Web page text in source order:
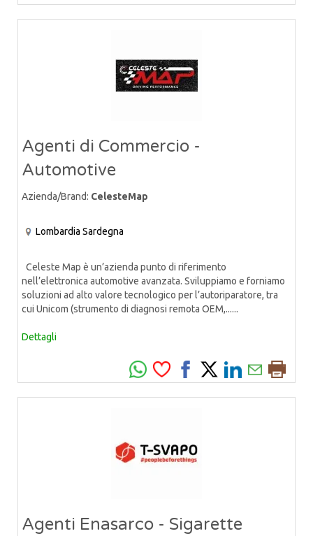
Agenti di Commercio -
Automotive
Azienda/Brand: CelesteMap
Lombardia Sardegna
Celeste Map è un’azienda punto di riferimento
nell’elettronica automotive avanzata. Sviluppiamo e forniamo
soluzioni ad alto valore tecnologico per l’autoriparatore, tra
cui Unicom (strumento di diagnosi remota OEM,......
Dettagli
Agenti Enasarco - Sigarette